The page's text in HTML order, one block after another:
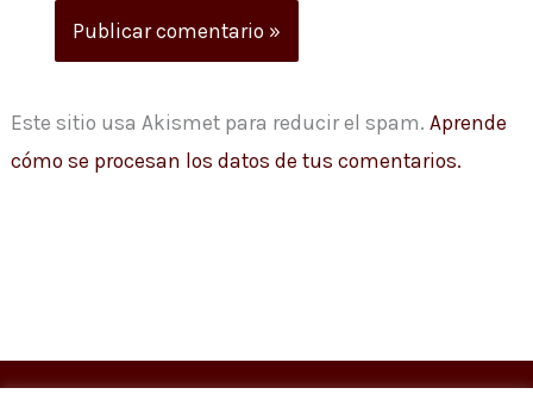
Este sitio usa Akismet para reducir el spam.Aprende
cómo se procesan los datos de tus comentarios.